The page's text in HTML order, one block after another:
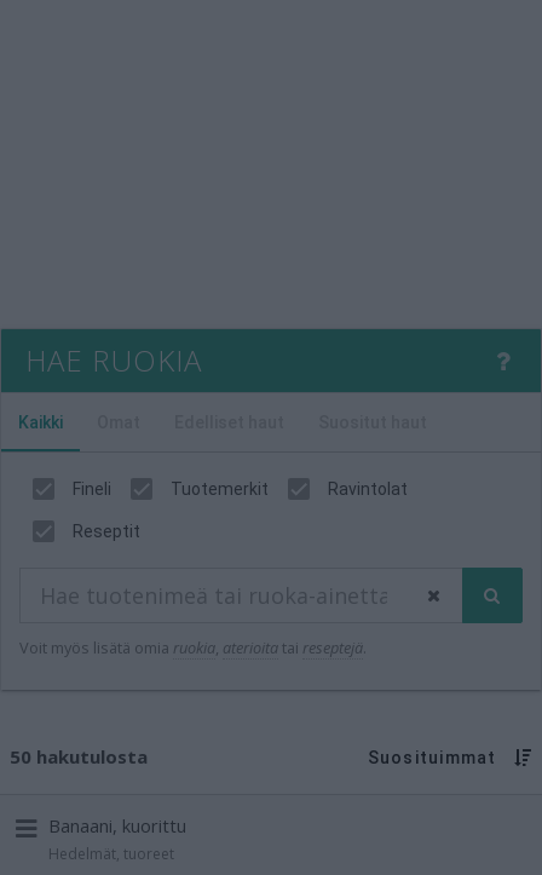
HAE RUOKIA
Kaikki
Fineli Tuotemerkit Ravintolat
Reseptit
Voit myös lisätä omia ruokia, aterioitatai reseptejä.
50 hakutulosta Suosituimmat
Banaani, kuorittu
Hedelmät, tuoreet